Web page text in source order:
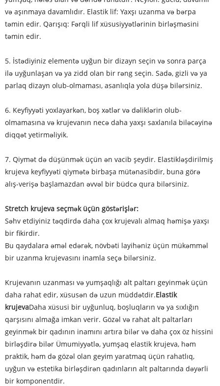
və aşınmaya davamlıdır. Elastik lif: Yaxşı uzanma və bərpa
təmin edir. Qarışıq: Fərqli lif xüsusiyyətlərinin birləşməsini
təmin edir.
5. İstədiyiniz elementə uyğun bir dizayn seçin və sonra parça
ilə uyğunlaşan və ya zidd olan bir rəng seçin. Sadə, gizli və ya
parlaq dizayn olub-olmaması, asanlıqla yola düşə bilərsiniz.
6. Keyfiyyəti yoxlayarkən, boş xətlər və dəliklərin olub-
olmamasına və krujevanın necə daha yaxşı saxlanıla biləcəyinə
diqqət yetirməliyik.
7. Qiymət də düşünmək üçün ən vacib şeydir. Elastikləşdirilmiş
krujeva keyfiyyəti qiymətə birbaşa mütənasibdir, buna görə
alış-verişə başlamazdan əvvəl bir büdcə qura bilərsiniz.
Stretch krujeva seçmək üçün göstərişlər:
Səhv etdiyiniz təqdirdə daha çox krujevalı almaq həmişə yaxşı
bir fikirdir.
Bu qaydalara əməl edərək, növbəti layihəniz üçün mükəmməl
bir uzanma krujevasını inamla seçə bilərsiniz.
Krujevanın uzanması və yumşaqlığı alt paltarı geyinmək üçün
daha rahat edir, xüsusən də uzun müddətdir.Elastik
krujevaDaha xüsusi bir uyğunluq, boşluqların və ya sıxlığın
qarşısını almağa imkan verir. Gözəl və rahat alt paltarları
geyinmək bir qadının inamını artıra bilər və daha çox öz hissini
birləşdirə bilər Ümumiyyətlə, yumşaq elastik krujeva, həm
praktik, həm də gözəl olan geyim yaratmaq üçün rahatlıq,
uyğun və estetika birləşdirən qadınların alt paltarında dəyərli
bir komponentdir.